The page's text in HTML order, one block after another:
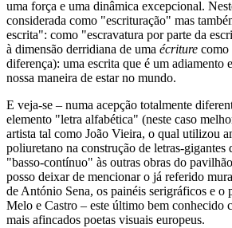
uma força e uma dinâmica excepcional.
considerada como "escrituração" mas
escrita": como "escravatura por parte da
à dimensão derridiana de uma écriture como
diferença): uma escrita que é um adiamento
nossa maneira de estar no mundo.
E veja-se – numa acepção totalmente
elemento "letra alfabética" (neste caso
artista tal como João Vieira, o qual utilizou
poliuretano na construção de letras-gigantes
"basso-contínuo" às outras obras do
posso deixar de mencionar o já referido
de António Sena, os painéis serigráficos e o
Melo e Castro – este último bem conhecido
mais afincados poetas visuais europeus.